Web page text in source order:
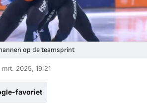
op de teamsprint
mrt. 2025, 19:21
favoriet